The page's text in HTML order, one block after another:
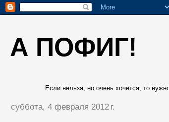
А ПОФИГ!
Если нельзя, но очень хочется, то
суббота, 4 февраля 2012 г.